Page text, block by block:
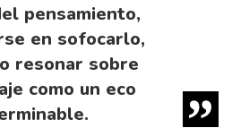
pensamiento,
en sofocarlo,
resonar sobre
como un eco